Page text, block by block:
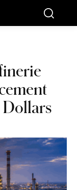
Dollars